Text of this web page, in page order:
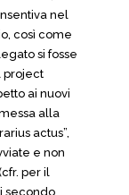
nel
così come
si fosse
project
ai nuovi
alla
actus”,
e non
per il
secondo